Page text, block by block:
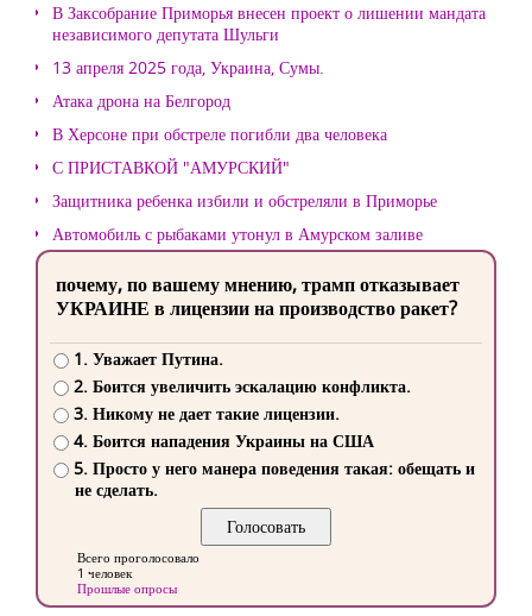
В Заксобрание Приморья внесен проект о лишении мандата
независимого депутата Шульги
13 апреля 2025 года, Украина, Сумы.
Атака дрона на Белгород
В Херсоне при обстреле погибли два человека
С ПРИСТАВКОЙ "АМУРСКИЙ"
Защитника ребенка избили и обстреляли в Приморье
Автомобиль с рыбаками утонул в Амурском заливе
почему, по вашему мнению, трамп отказывает
УКРАИНЕ в лицензии на производство ракет?
1. Уважает Путина.
2. Боится увеличить эскалацию конфликта.
3. Никому не дает такие лицензии.
4. Боится нападения Украины на США
5. Просто у него манера поведения такая: обещать и
не сделать.
Всего проголосовало
1 человек
Прошлые опросы